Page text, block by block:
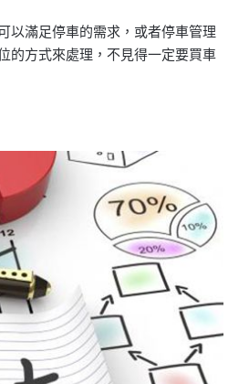
以滿足停車的需求，或者停車管理
的方式來處理，不見得一定要買車